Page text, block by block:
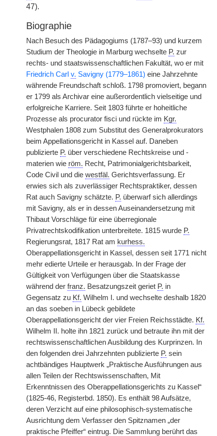
47).
Biographie
Nach Besuch des Pädagogiums (1787–93) und kurzem
Studium der Theologie in Marburg wechselte P. zur
rechts- und staatswissenschaftlichen Fakultät, wo er mit
Friedrich Carl v. Savigny (1779–1861) eine Jahrzehnte
währende Freundschaft schloß. 1798 promoviert, begann
er 1799 als Archivar eine außerordentlich vielseitige und
erfolgreiche Karriere. Seit 1803 führte er hoheitliche
Prozesse als procurator fisci und rückte im Kgr.
Westphalen 1808 zum Substitut des Generalprokurators
beim Appellationsgericht in Kassel auf. Daneben
publizierte P. über verschiedene Rechtskreise und -
materien wie röm. Recht, Patrimonialgerichtsbarkeit,
Code Civil und die westfäl. Gerichtsverfassung. Er
erwies sich als zuverlässiger Rechtspraktiker, dessen
Rat auch Savigny schätzte. P. überwarf sich allerdings
mit Savigny, als er in dessen Auseinandersetzung mit
Thibaut Vorschläge für eine überregionale
Privatrechtskodifikation unterbreitete. 1815 wurde P.
Regierungsrat, 1817 Rat am kurhess.
Oberappellationsgericht in Kassel, dessen seit 1771 nicht
mehr edierte Urteile er herausgab. In der Frage der
Gültigkeit von Verfügungen über die Staatskasse
während der franz. Besatzungszeit geriet P. in
Gegensatz zu Kf. Wilhelm I. und wechselte deshalb 1820
an das soeben in Lübeck gebildete
Oberappellationsgericht der vier Freien Reichsstädte. Kf.
Wilhelm II. holte ihn 1821 zurück und betraute ihn mit der
rechtswissenschaftlichen Ausbildung des Kurprinzen. In
den folgenden drei Jahrzehnten publizierte P. sein
achtbändiges Hauptwerk „Praktische Ausführungen aus
allen Teilen der Rechtswissenschaften, Mit
Erkenntnissen des Oberappellationsgerichts zu Kassel“
(1825-46, Registerbd. 1850). Es enthält 98 Aufsätze,
deren Verzicht auf eine philosophisch-systematische
Ausrichtung dem Verfasser den Spitznamen „der
praktische Pfeiffer“ eintrug. Die Sammlung berührt das